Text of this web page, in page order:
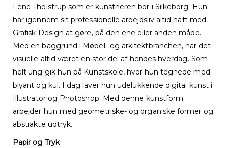
Lene Tholstrup som er kunstneren bor i Silkeborg. Hun
har igennem sit professionelle arbejdsliv altid haft med
Grafisk Design at gøre, på den ene eller anden måde.
Med en baggrund i Møbel- og arkitektbranchen, har det
visuelle altid været en stor del af hendes hverdag. Som
helt ung gik hun på Kunstskole, hvor hun tegnede med
blyant og kul. I dag laver hun udelukkende digital kunst i
Illustrator og Photoshop. Med denne kunstform
arbejder hun med geometriske- og organiske former og
abstrakte udtryk.
Papir og Tryk